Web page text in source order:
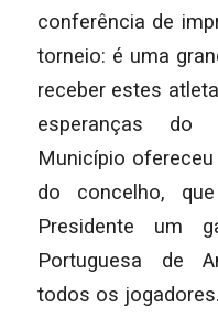
conferência de
torneio: é uma
receber estes
esperanças do
Município
do concelho,
Presidente um
Portuguesa de
todos os jogadores.